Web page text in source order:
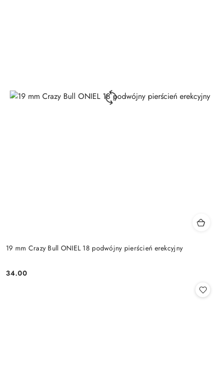
19 mm Crazy Bull ONIEL 18 podwójny pierścień erekcyjny
Cena:
34.00